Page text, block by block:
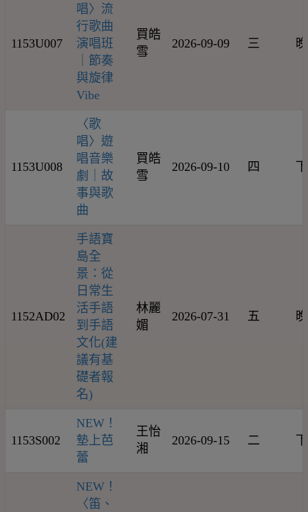
1153U007
唱〉流
行歌曲
演唱班
｜節奏
與旋律
Vibe
買皓
雪
2026-09-09 三
1153U008
〈歌
唱〉遊
唱音樂
劇｜故
事與歌
曲
買皓
雪
2026-09-10 四
1152AD02
手語寶
島全
景：從
日常生
活手語
到手語
文化(建
議有基
礎者報
名)
林麗
媚
2026-07-31 五
1153S002
NEW！
墊上芭
蕾
王怡
湘
2026-09-15 二
NEW！
〈笛、